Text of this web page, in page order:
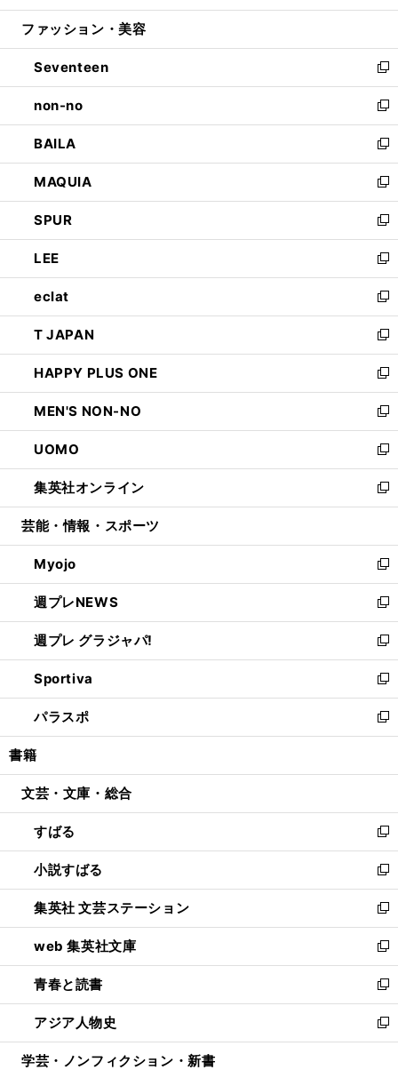
開
ウ
開
く
ン
ウ
で
開
く
ウ
ン
ド
ウ
で
開
く
ファッション・美容
Seventeen
新
し
い
ウ
ィ
ン
ド
ウ
で
開
く
non-no
新
し
い
ウ
ィ
ン
ド
ウ
で
開
く
BAILA
新
し
い
ウ
ィ
ン
ド
ウ
で
開
く
MAQUIA
新
し
い
ウ
ィ
ン
ド
ウ
で
開
く
SPUR
新
し
い
ウ
ィ
ン
ド
ウ
で
開
く
LEE
新
し
い
ウ
ィ
ン
ド
ウ
で
開
く
eclat
新
し
い
ウ
ィ
ン
ド
ウ
で
開
く
T JAPAN
新
し
い
ウ
ィ
ン
ド
ウ
で
開
HAPPY PLUS ONE
新
し
い
ウ
ィ
ン
ド
ウ
開
く
MEN'S NON-NO
新
し
い
ウ
ィ
ン
ウ
で
開
く
UOMO
新
し
い
ウ
ン
ド
ウ
で
開
く
集英社オンライン
新
し
ウ
ィ
ン
ド
ウ
で
開
く
芸能・情報・スポーツ
Myojo
新
し
い
ウ
ィ
ン
ド
ウ
で
開
週プレNEWS
新
し
い
ウ
ィ
ン
ド
ウ
開
週プレ グラジャパ!
新
し
い
ウ
ィ
ン
ウ
開
く
Sportiva
新
し
い
ウ
ン
ウ
で
開
く
パラスポ
新
し
ウ
ン
ド
ウ
で
開
く
書籍
文芸・文庫・総合
すばる
新
し
い
ウ
ィ
ン
ド
ウ
で
開
く
小説すばる
新
し
い
ウ
ィ
ン
ド
ウ
で
開
集英社 文芸ステーション
新
し
い
ウ
ィ
ン
ド
ウ
web 集英社文庫
新
し
い
ウ
ィ
ン
青春と読書
新
し
い
ウ
アジア人物史
新
し
学芸・ノンフィクション・新書